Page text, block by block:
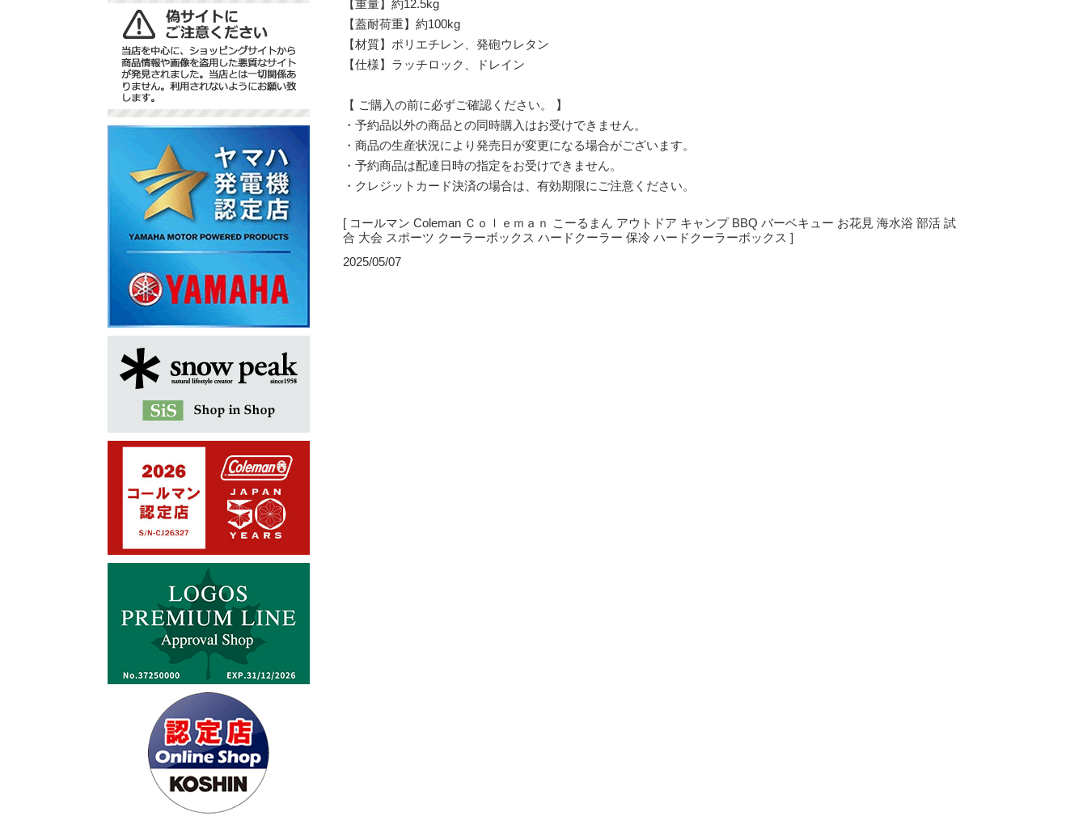
【重量】約12.5kg
【蓋耐荷重】約100kg
【材質】ポリエチレン、発砲ウレタン
【仕様】ラッチロック、ドレイン
【 ご購入の前に必ずご確認ください。 】
・予約品以外の商品との同時購入はお受けできません。
・商品の生産状況により発売日が変更になる場合がございます。
・予約商品は配達日時の指定をお受けできません。
・クレジットカード決済の場合は、有効期限にご注意ください。
[ コールマン Coleman Ｃｏｌｅｍａｎ こーるまん アウトドア キャンプ BBQ バーベキュー お花見 海水浴 部活 試
合 大会 スポーツ クーラーボックス ハードクーラー 保冷 ハードクーラーボックス ]
2025/05/07